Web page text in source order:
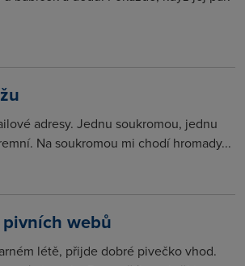
adresy. Jednu soukromou, jednu
Na soukromou mi chodí hromady...
webů
létě, přijde dobré pivečko vhod.